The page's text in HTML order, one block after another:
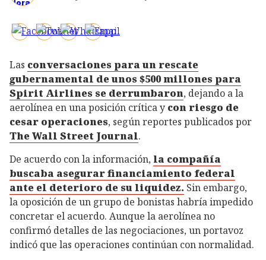
Las conversaciones para un rescate
gubernamental de unos $500 millones para
Spirit Airlines se derrumbaron, dejando a la
aerolínea en una posición crítica y con riesgo de
cesar operaciones, según reportes publicados por
The Wall Street Journal.
De acuerdo con la información, la compañía
buscaba asegurar financiamiento federal
ante el deterioro de su liquidez. Sin embargo,
la oposición de un grupo de bonistas habría impedido
concretar el acuerdo. Aunque la aerolínea no
confirmó detalles de las negociaciones, un portavoz
indicó que las operaciones continúan con normalidad.